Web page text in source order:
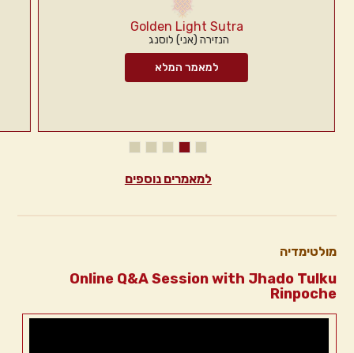
Golden Light Sutra
הנזירה (אני) לוסנג
למאמר המלא
למאמרים נוספים
מולטימדיה
Online Q&A Session with Jhado Tulku
Rinpoche